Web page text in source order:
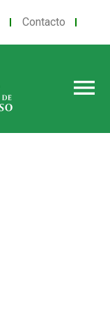
Contacto
menu